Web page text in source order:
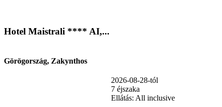
Hotel Maistrali **** AI,...
Görögország, Zakynthos
2026-08-28-tól
7 éjszaka
Ellátás: All inclusive